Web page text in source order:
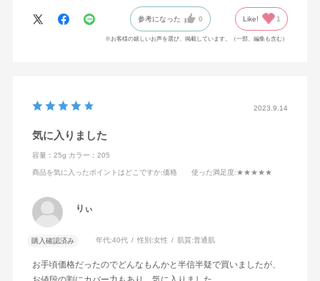
参考になった 0 Like! 1
※お客様の嬉しいお声を選び、掲載しています。（一部、編集も含む）
2023.9.14
気に入りました
容量：25g カラー：205
商品を気に入ったポイントはどこですか:価格 使った満足度:★★★★★
りぃ
購入確認済み 年代:40代 性別:女性 肌質:普通肌
お手頃価格だったのでどんなもんかと半信半疑で買いましたが、